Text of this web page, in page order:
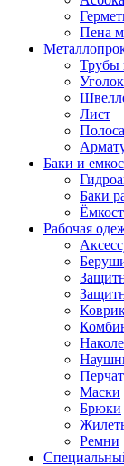
Пена
Трубы
Уголок
Лист
Полоса
Баки и
Баки
Рабочая
Маски
Брюки
Ремни